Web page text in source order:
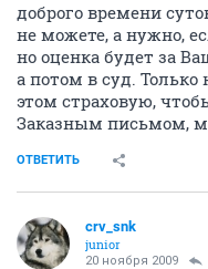
доброго времени
не можете, а нужно,
но оценка будет за
а потом в суд.
этом страховую,
Заказным письмом,
ОТВЕТИТЬ
crv_snk
junior
20 ноября 2009